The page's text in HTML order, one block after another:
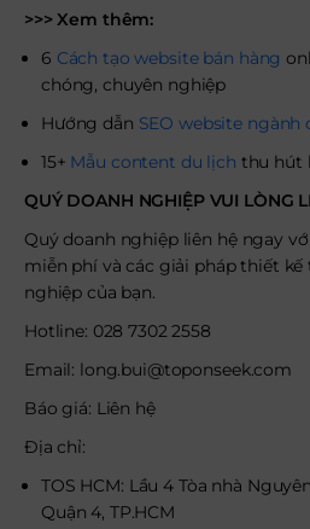
>>> Xem thêm:
6 Cách tạo website bán hàng
chóng, chuyên nghiệp
Hướng dẫn SEO website ngành
15+ Mẫu content du lịch thu hút
QUÝ DOANH NGHIỆP VUI LÒNG
Quý doanh nghiệp liên hệ ngay
miễn phí và các giải pháp thiết
nghiệp của bạn.
Hotline: 028 7302 2558
Email: long.bui@toponseek.com
Báo giá: Liên hệ
Địa chỉ:
TOS HCM: Lầu 4 Tòa nhà
Quận 4, TP.HCM